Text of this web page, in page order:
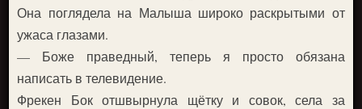
Она поглядела на Малыша широко раскрытыми от
ужаса глазами.
— Боже праведный, теперь я просто обязана
написать в телевидение.
Фрекен Бок отшвырнула щётку и совок, села за